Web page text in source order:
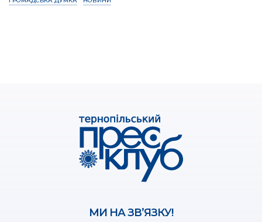
МИ НА ЗВ’ЯЗКУ!